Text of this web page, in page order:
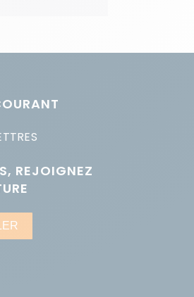
REJOIGNEZ